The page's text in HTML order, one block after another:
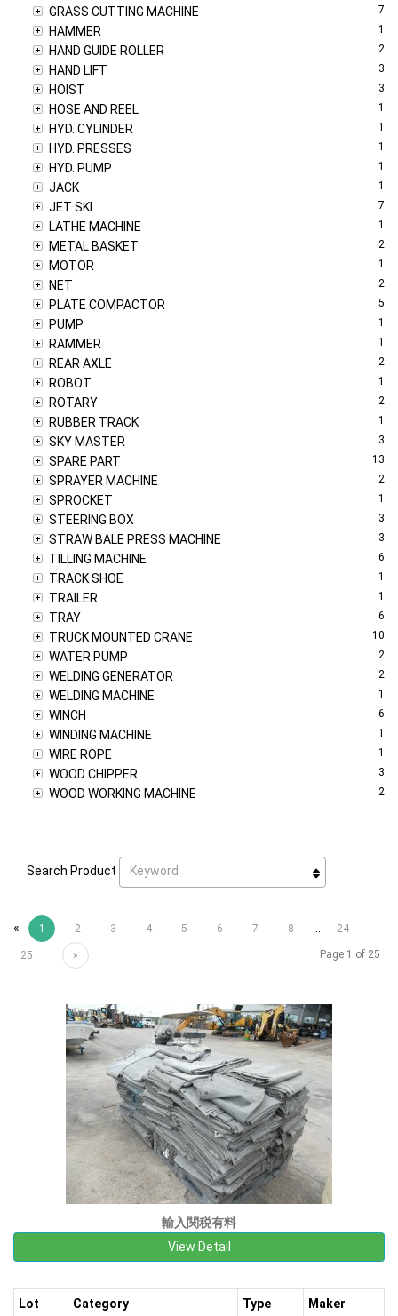
GRASS CUTTING MACHINE 7
HAMMER 1
HAND GUIDE ROLLER 2
HAND LIFT 3
HOIST 3
HOSE AND REEL 1
HYD. CYLINDER 1
HYD. PRESSES 1
HYD. PUMP 1
JACK 1
JET SKI 7
LATHE MACHINE 1
METAL BASKET 2
MOTOR 1
NET 2
PLATE COMPACTOR 5
PUMP 1
RAMMER 1
REAR AXLE 2
ROBOT 1
ROTARY 2
RUBBER TRACK 1
SKY MASTER 3
SPARE PART 13
SPRAYER MACHINE 2
SPROCKET 1
STEERING BOX 3
STRAW BALE PRESS MACHINE 3
TILLING MACHINE 6
TRACK SHOE 1
TRAILER 1
TRAY 6
TRUCK MOUNTED CRANE 10
WATER PUMP 2
WELDING GENERATOR 2
WELDING MACHINE 1
WINCH 6
WINDING MACHINE 1
WIRE ROPE 1
WOOD CHIPPER 3
WOOD WORKING MACHINE 2
Search Product Keyword
« 1 2 3 4 5 6 7 8 24
25 » Page 1 of 25
輸入関税有料
View Detail
Lot Category Type Maker